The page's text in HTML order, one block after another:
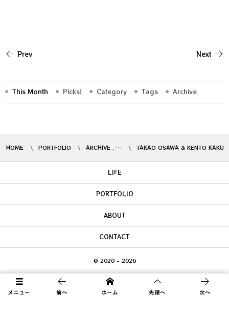
Prev Next
This Month Picks! Category Tags Archive
HOME PORTFOLIO ARCHIVE , … TAKAO OSAWA & KENTO KAKU
LIFE
PORTFOLIO
ABOUT
CONTACT
© 2020 - 2026
メニュー 前へ ホーム 先頭へ 次へ